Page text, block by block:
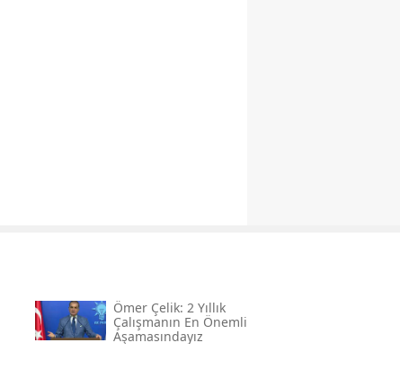
Ömer Çelik: 2 Yıllık
Çalışmanın En Önemli
Aşamasındayız